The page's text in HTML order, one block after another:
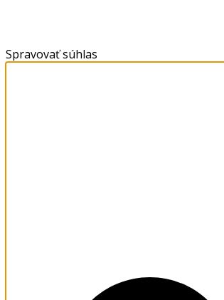
Spravovať súhlas